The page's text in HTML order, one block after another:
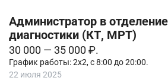
Администратор в
диагностики (КТ, МРТ)
30 000 — 35 000 ₽.
График работы: 2х2, с 8:00 до 20:00.
22 июля 2025